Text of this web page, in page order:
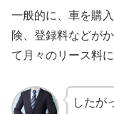
一般的に、車を購
険、登録料などが
て月々のリース料
したが